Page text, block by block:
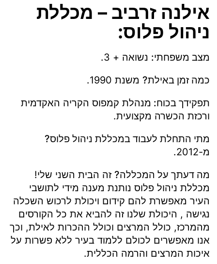
אילנה זרביב – מכללת
ניהול פלוס:
מצב משפחתי: נשואה + 3.
כמה זמן באילת? משנת 1990.
תפקידך בכוח: מנהלת קמפוס הקריה האקדמית
ורכזת הכשרה מקצועית.
מתי התחלת לעבוד במכללת ניהול פלוס?
מ-2012.
מה דעתך על המכללה? זה הבית השני שלי!
מכללת ניהול פלוס נותנת מענה מידי לתושבי
העיר מאפשרת להם קידום ויכולת לרכוש השכלה
נגישה , היכולת שלנו זה להביא את כל הקורסים
מהמרכז, כולל המרצים וכולל ההכרות לאילת, וכך
אנו מאפשרים לכולם ללמוד בעיר ללא פשרות על
איכות המרצים והרמה הכללית.